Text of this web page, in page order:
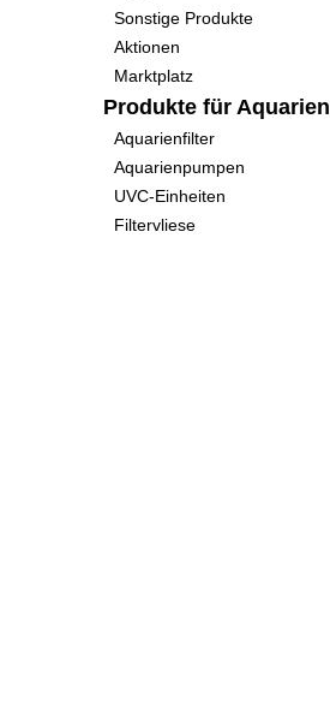
Sonstige Produkte
Aktionen
Marktplatz
Produkte für Aquarien
Aquarienfilter
Aquarienpumpen
UVC-Einheiten
Filtervliese